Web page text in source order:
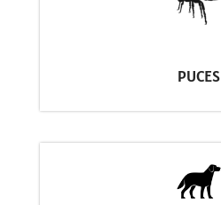
PUCES